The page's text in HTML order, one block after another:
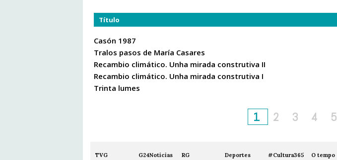
Título
Casón 1987
Tralos pasos de María Casares
Recambio climático. Unha mirada construtiva II
Recambio climático. Unha mirada construtiva I
Trinta lumes
1 2 3 4 5
TVG
G24Noticias
RG
Deportes
#Cultura365
O tempo